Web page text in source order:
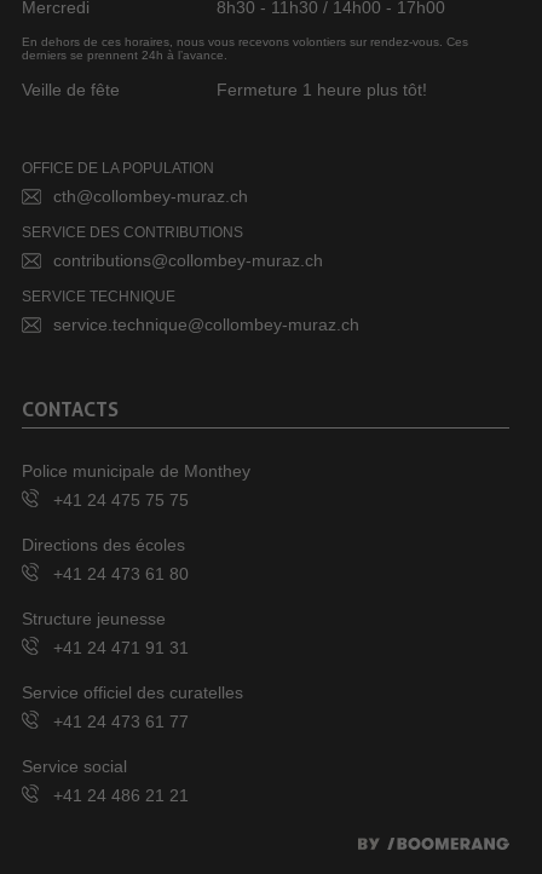
Mercredi
8h30 - 11h30 / 14h00 - 17h00
En dehors de ces horaires, nous vous recevons volontiers sur rendez-vous. Ces
derniers se prennent 24h à l’avance.
Veille de fête Fermeture 1 heure plus tôt!
OFFICE DE LA POPULATION
cth@collombey-muraz.ch
SERVICE DES CONTRIBUTIONS
contributions@collombey-muraz.ch
SERVICE TECHNIQUE
service.technique@collombey-muraz.ch
CONTACTS
Police municipale de Monthey
+41 24 475 75 75
Directions des écoles
+41 24 473 61 80
Structure jeunesse
+41 24 471 91 31
Service officiel des curatelles
+41 24 473 61 77
Service social
+41 24 486 21 21